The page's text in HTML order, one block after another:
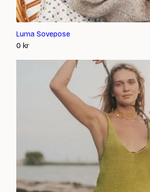
Luma Sovepose
0 kr